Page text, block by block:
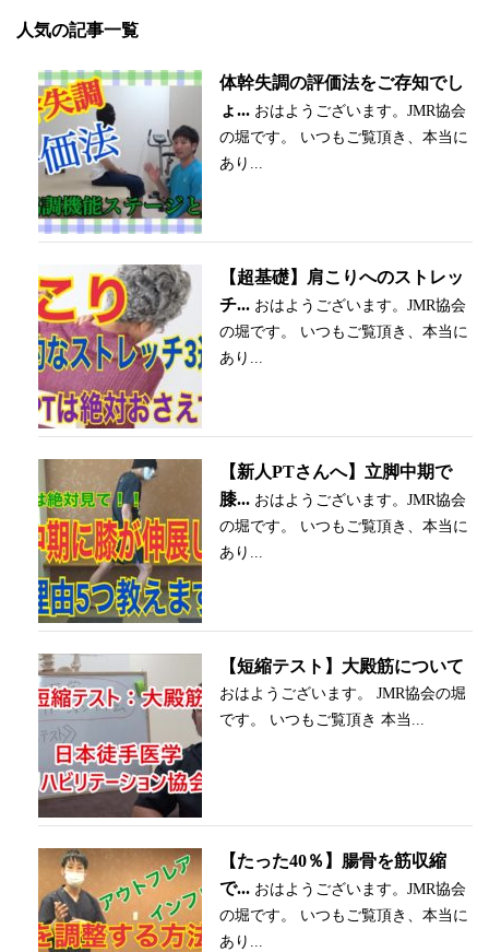
人気の記事一覧
体幹失調の評価法をご存知でし
ょ... おはようございます。JMR協会
の堀です。 いつもご覧頂き、本当に
あり...
【超基礎】肩こりへのストレッ
チ... おはようございます。JMR協会
の堀です。 いつもご覧頂き、本当に
あり...
【新人PTさんへ】立脚中期で
膝... おはようございます。JMR協会
の堀です。 いつもご覧頂き、本当に
あり...
【短縮テスト】大殿筋について
おはようございます。 JMR協会の堀
です。 いつもご覧頂き 本当...
【たった40％】腸骨を筋収縮
で... おはようございます。JMR協会
の堀です。 いつもご覧頂き、本当に
あり...